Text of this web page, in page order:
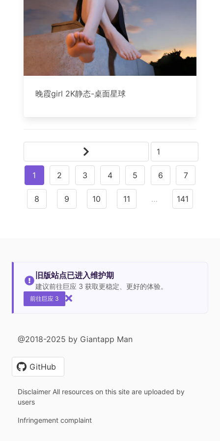
晚霞girl 2K静态-桌面星球
1 2 3 4 5 6 7
8 9 10 11 … 141
旧版站点已进入维护期
建议前往巨应 3 获取更稳定、更好的体验。
前往巨应 3
@2018-2025 by Giantapp Man
GitHub
Disclaimer All resources on this site are uploaded by
users
Infringement complaint